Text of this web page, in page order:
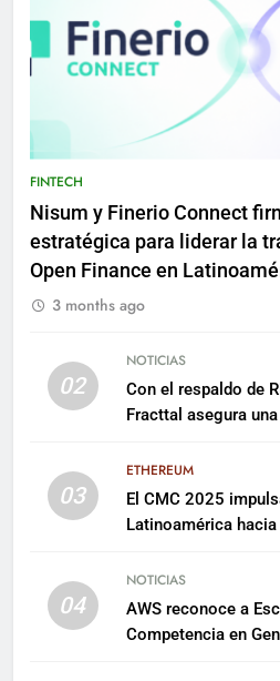
FINTECH
Nisum y Finerio Connect
estratégica para liderar la
Open Finance en
3 months ago
02
NOTICIAS
Con el respaldo de
Fracttal asegura
03
ETHEREUM
El CMC 2025
Latinoamérica
04
NOTICIAS
AWS reconoce a
Competencia en